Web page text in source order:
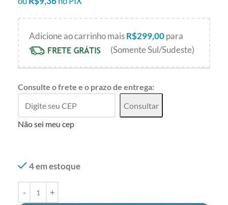
Adicione ao carrinho maisR$299,00para
(Somente Sul/Sudeste)
Consulte o frete e o prazo de entrega:
Consultar
Não sei meu cep
4 em estoque